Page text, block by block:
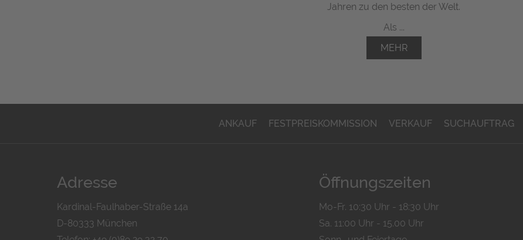
Jahren zu den besten der Welt.
Als ...
MEHR
ANKAUF FESTPREISKOMMISSION VERKAUF SUCHAUFTRAG
Adresse
Kardinal-Faulhaber-Straße 14a
D-80333 München
Öffnungszeiten
Mo-Fr. 10:30 Uhr - 18:30 Uhr
Sa. 11:00 Uhr - 15.00 Uhr